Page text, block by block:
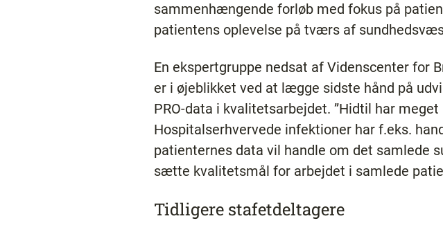
sammenhængende forløb med fokus på
patientens oplevelse på tværs af
En ekspertgruppe nedsat af Videnscenter for
er i øjeblikket ved at lægge sidste hånd på
PRO-data i kvalitetsarbejdet. ”Hidtil har
Hospitalserhvervede infektioner har f.eks.
patienternes data vil handle om det samlede
sætte kvalitetsmål for arbejdet i samlede
Tidligere stafetdeltagere